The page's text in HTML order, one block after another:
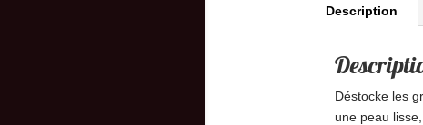
Description
Déstocke les
une peau